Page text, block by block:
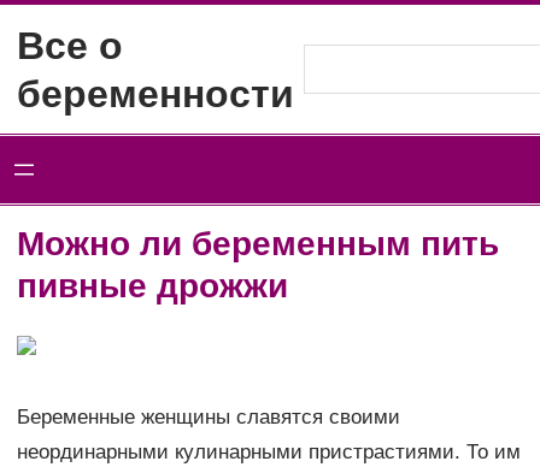
содержимому
Все о
беременности
Можно ли беременным пить
пивные дрожжи
Беременные женщины славятся своими
неординарными кулинарными пристрастиями. То им